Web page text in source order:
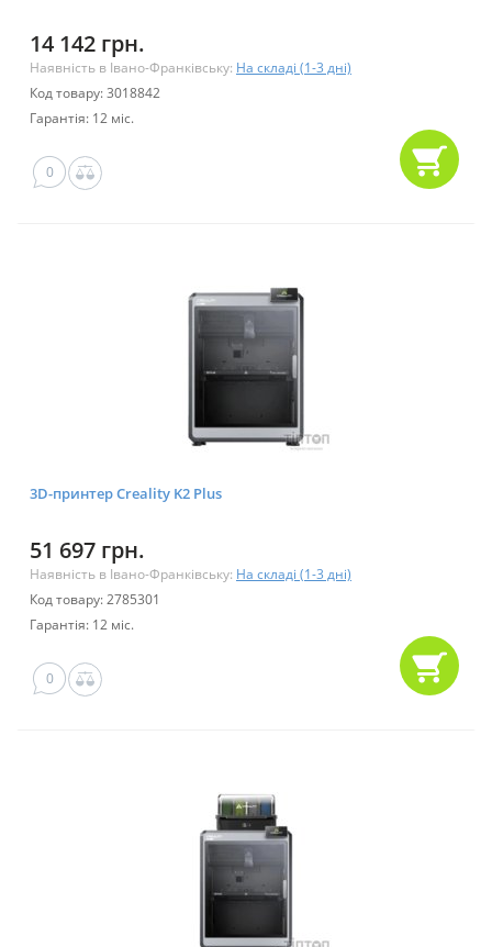
14 142 грн.
Наявність в Івано-Франківську: На складі (1-3 дні)
Код товару: 3018842
Гарантія: 12 міс.
0
3D-принтер Creality K2 Plus
51 697 грн.
Наявність в Івано-Франківську: На складі (1-3 дні)
Код товару: 2785301
Гарантія: 12 міс.
0